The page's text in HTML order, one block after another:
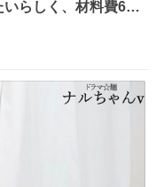
らしく、材料費600
ちゃ簡単！ ありがと